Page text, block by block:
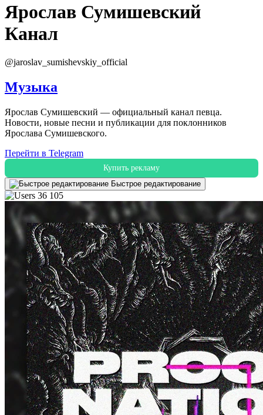
Ярослав Сумишевский
Канал
@jaroslav_sumishevskiy_official
Музыка
Ярослав Сумишевский — официальный канал певца.
Новости, новые песни и публикации для поклонников
Ярослава Сумишевского.
Перейти в Telegram
Купить рекламу
Быстрое редактирование
36 105